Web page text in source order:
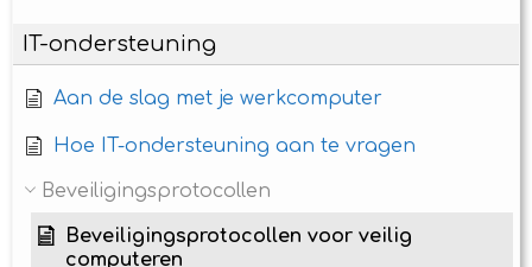
IT-ondersteuning
Aan de slag met je werkcomputer
Hoe IT-ondersteuning aan te vragen
Beveiligingsprotocollen
Beveiligingsprotocollen voor veilig
computeren